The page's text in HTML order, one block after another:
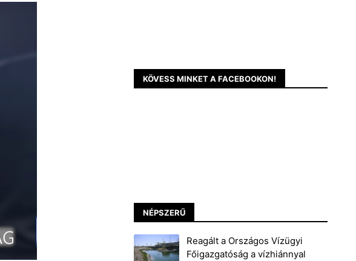
KÖVESS MINKET A FACEBOOKON!
NÉPSZERŰ
Reagált a Országos Vízügyi
Főigazgatóság a vízhiánnyal